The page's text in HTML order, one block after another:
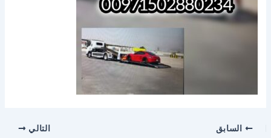
السابق التالي